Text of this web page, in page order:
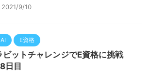
2021/9/10
AI E資格
ビットチャレンジでE資格に挑戦
日目